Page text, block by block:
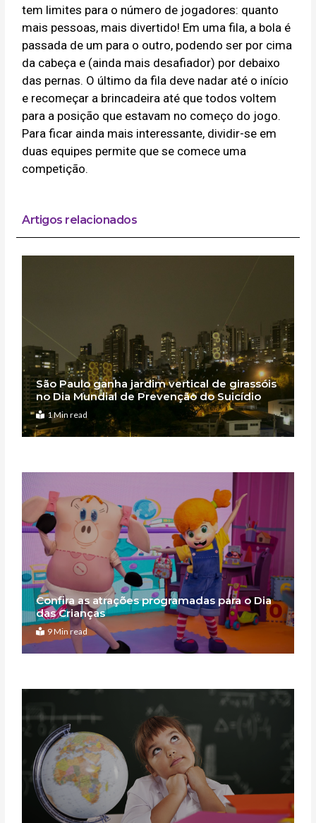
tem limites para o número de jogadores: quanto
mais pessoas, mais divertido! Em uma fila, a bola é
passada de um para o outro, podendo ser por cima
da cabeça e (ainda mais desafiador) por debaixo
das pernas. O último da fila deve nadar até o início
e recomeçar a brincadeira até que todos voltem
para a posição que estavam no começo do jogo.
Para ficar ainda mais interessante, dividir-se em
duas equipes permite que se comece uma
competição.
Artigos relacionados
São Paulo ganha jardim vertical de girassóis
no Dia Mundial de Prevenção do Suicídio
1 Min read
Confira as atrações programadas para o Dia
das Crianças
9 Min read